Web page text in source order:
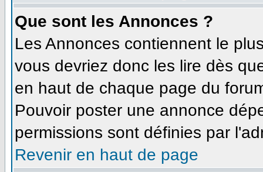
Que sont les Annonces ?
Les Annonces contiennent le
vous devriez donc les lire dès
en haut de chaque page du
Pouvoir poster une annonce
permissions sont définies par
Revenir en haut de page